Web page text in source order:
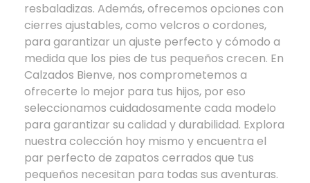
resbaladizas. Además, ofrecemos opciones con
cierres ajustables, como velcros o cordones,
para garantizar un ajuste perfecto y cómodo a
medida que los pies de tus pequeños crecen. En
Calzados Bienve, nos comprometemos a
ofrecerte lo mejor para tus hijos, por eso
seleccionamos cuidadosamente cada modelo
para garantizar su calidad y durabilidad. Explora
nuestra colección hoy mismo y encuentra el
par perfecto de zapatos cerrados que tus
pequeños necesitan para todas sus aventuras.